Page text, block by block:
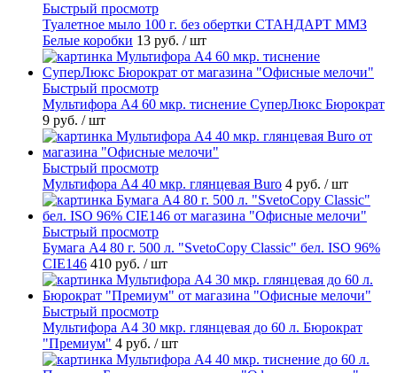
Быстрый просмотр
Туалетное мыло 100 г. без обертки СТАНДАРТ ММЗ
Белые коробки 13 руб. / шт
Быстрый просмотр
Мультифора А4 60 мкр. тиснение СуперЛюкс Бюрократ
9 руб. / шт
Быстрый просмотр
Мультифора А4 40 мкр. глянцевая Buro 4 руб. / шт
Быстрый просмотр
Бумага А4 80 г. 500 л. "SvetoCopy Classic" бел. ISO 96%
CIE146 410 руб. / шт
Быстрый просмотр
Мультифора А4 30 мкр. глянцевая до 60 л. Бюрократ
"Премиум" 4 руб. / шт